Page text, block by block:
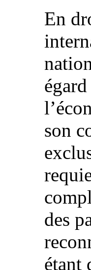
En
son
des
étant